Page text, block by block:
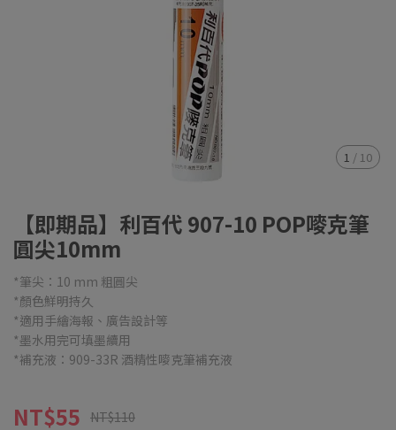
1 / 10
【即期品】利百代 907-10 POP嘜克筆
圓尖10mm
*筆尖：10 mm 粗圓尖
*顏色鮮明持久
*適用手繪海報、廣告設計等
*墨水用完可填墨續用
*補充液：909-33R 酒精性嘜克筆補充液
NT$55 NT$110